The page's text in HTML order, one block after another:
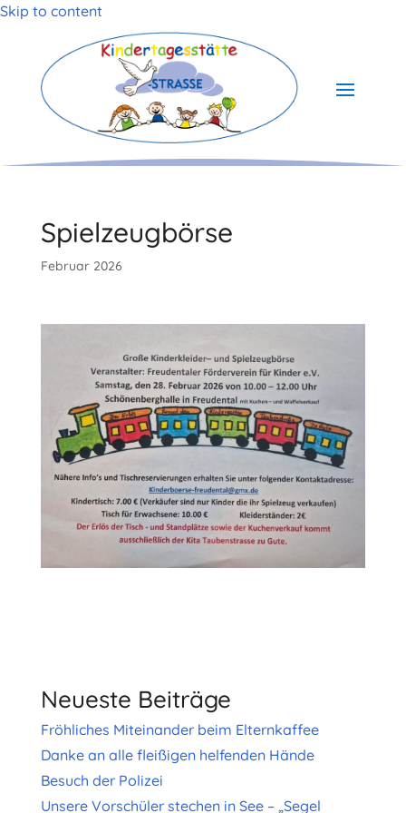
Skip to content
Spielzeugbörse
Februar 2026
Neueste Beiträge
Fröhliches Miteinander beim Elternkaffee
Danke an alle fleißigen helfenden Hände
Besuch der Polizei
Unsere Vorschüler stechen in See – „Segel